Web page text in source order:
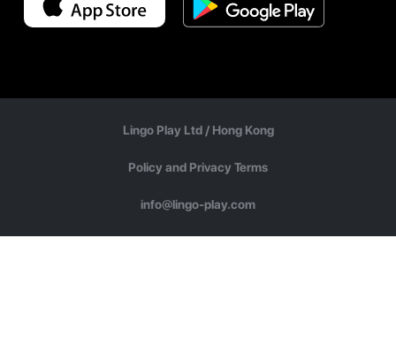
Lingo Play Ltd / Hong Kong
Policy and Privacy Terms
info@lingo-play.com